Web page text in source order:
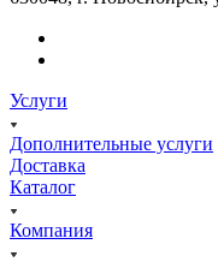
Услуги
Дополнительные услуги
Доставка
Каталог
Компания